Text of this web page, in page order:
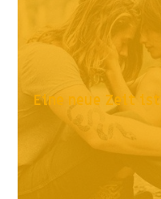
Eine neue Zeit ist